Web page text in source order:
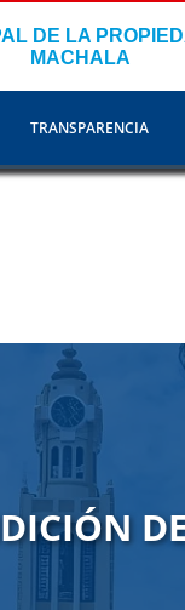
DE LA
MACHALA
TRANSPARENCIA